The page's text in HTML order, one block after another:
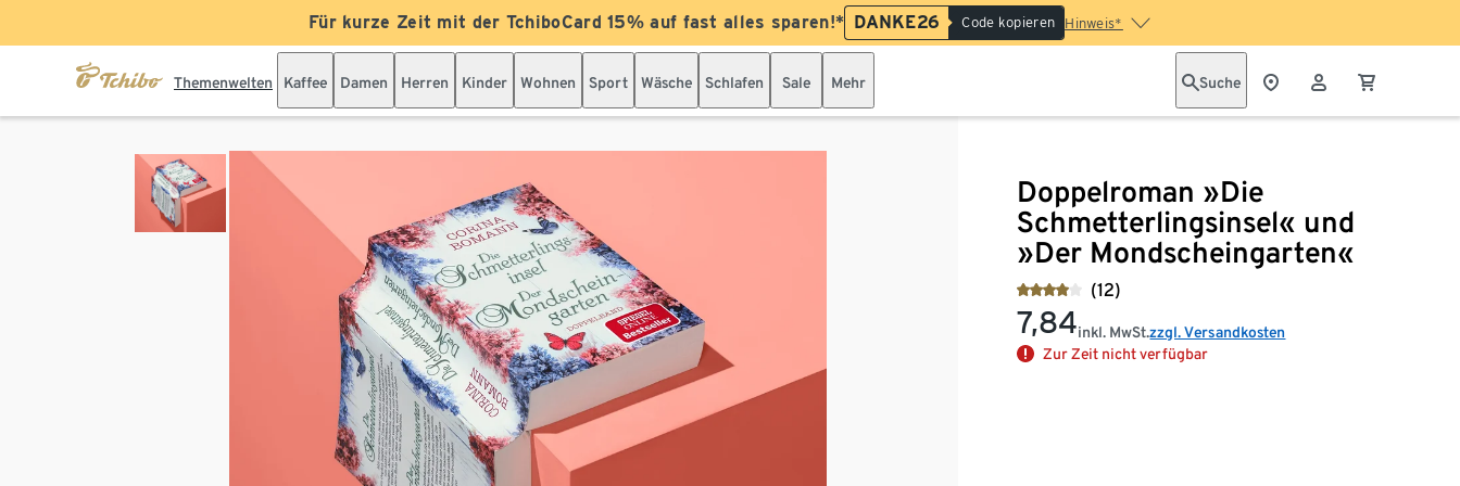
Für kurze Zeit mit der TchiboCard 15% auf fast alles sparen!* DANKE26 Code kopieren Hinweis*
Themenwelten Kaffee Damen Herren Kinder Wohnen Sport Wäsche Schlafen Sale Mehr Suche
Doppelroman »Die
Schmetterlingsinsel« und
»Der Mondscheingarten«
(12)
7,84inkl. MwSt.zzgl. Versandkosten
Zur Zeit nicht verfügbar